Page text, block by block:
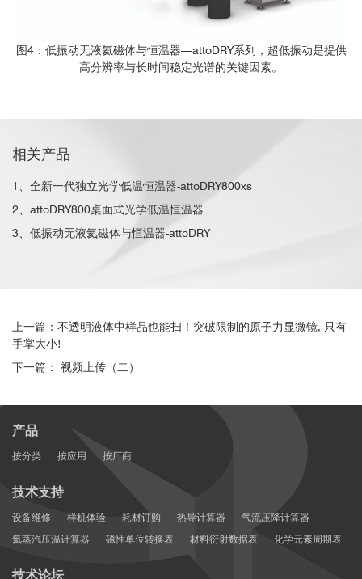
图4：低振动无液氦磁体与恒温器—attoDRY系列，超低振动是提供
高分辨率与长时间稳定光谱的关键因素。
相关产品
1、全新一代独立光学低温恒温器-attoDRY800xs
2、attoDRY800桌面式光学低温恒温器
3、低振动无液氦磁体与恒温器-attoDRY
上一篇：不透明液体中样品也能扫！突破限制的原子力显微镜, 只有
手掌大小!
下一篇： 视频上传（二）
产品
按分类 按应用 按厂商
技术支持
设备维修 样机体验 耗材订购 热导计算器
气流压降计算器
氦蒸汽压温计算器
磁性单位转换表 材料衍射数据表 化学元素周期表
技术论坛